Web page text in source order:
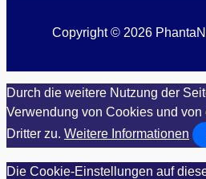
Copyright © 2026
Durch die weitere Nutzung der
Verwendung von Cookies und
Dritter zu. Weitere Informationen
Die Cookie-Einstellungen auf